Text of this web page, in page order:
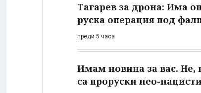
Тагарев за дрона: Има
руска операция под
преди 5 часа
Имам новина за вас. Не,
са проруски нео-